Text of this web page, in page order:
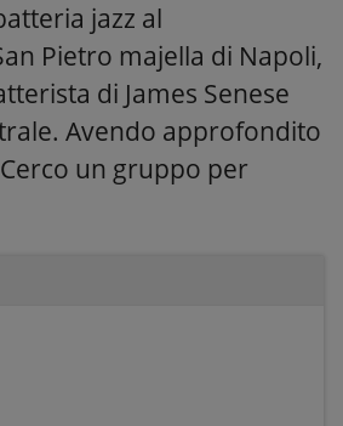
jazz al
Pietro majella di Napoli,
di James Senese
Avendo approfondito
un gruppo per